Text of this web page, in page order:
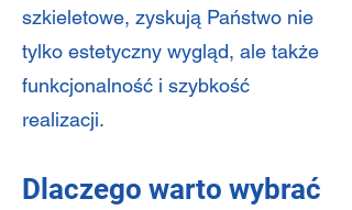
szkieletowe, zyskują Państwo nie
tylko estetyczny wygląd, ale także
funkcjonalność i szybkość
realizacji.
Dlaczego warto wybrać